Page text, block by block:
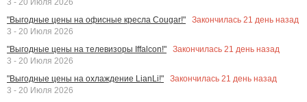
"Выгодные цены на офисные кресла Cougar!"
Закончилась 21 день назад
3 - 20 Июля 2026
"Выгодные цены на телевизоры Iffalcon!"
Закончилась 21 день назад
3 - 20 Июля 2026
"Выгодные цены на охлаждение LianLi!"
Закончилась 21 день назад
3 - 20 Июля 2026